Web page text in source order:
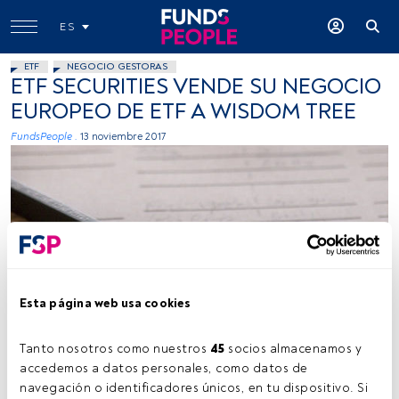
Esta página web usa cookies
Tanto nosotros como nuestros 45 socios almacenamos y
accedemos a datos personales, como datos de
navegación o identificadores únicos, en tu dispositivo. Si
ES
ETF NEGOCIO GESTORAS
ETF SECURITIES VENDE SU NEGOCIO
EUROPEO DE ETF A WISDOM TREE
FundsPeople . 13 noviembre 2017
Andy Ciordia, Flickr, Creative Commons
Tiempo lectura: 1 min.